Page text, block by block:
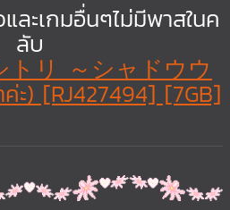
ละเกมอื่นๆไม่มีพาสในค
ลับ
トリ ～シャドウウ
ะ) [RJ427494] [7GB]